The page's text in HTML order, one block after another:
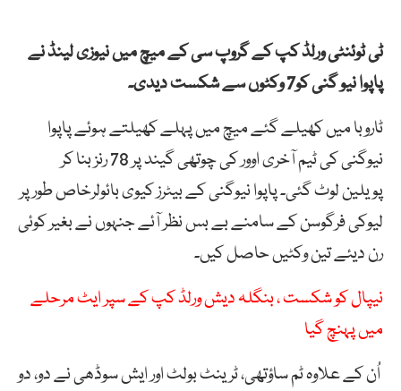
ٹی ٹوئنٹی ورلڈ کپ کے گروپ سی کے میچ میں نیوزی لینڈ نے
پاپوا نیو گنی کو7 وکٹوں سے شکست دیدی۔
ٹاروبا میں کھیلے گئے میچ میں پہلے کھیلتے ہوئے پاپوا
نیوگنی کی ٹیم آخری اوور کی چوتھی گیند پر 78 رنز بنا کر
پویلین لوٹ گئی۔ پاپوا نیوگنی کے بیٹرز کیوی بائولرخاص طور پر
لیوکی فرگوسن کے سامنے بے بس نظر آئے جنہوں نے بغیر کوئی
رن دیئے تین وکٹیں حاصل کیں۔
نیپال کو شکست ، بنگلہ دیش ورلڈ کپ کے سپر ایٹ مرحلے
میں پہنچ گیا
اُن کے علاوہ ٹم ساؤتھی، ٹرینٹ بولٹ اور ایش سوڈھی نے دو، دو